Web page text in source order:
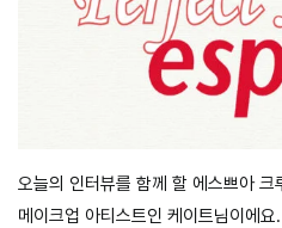
오늘의 인터뷰를 함께 할 에스쁘아
메이크업 아티스트인 케이트님이에요.